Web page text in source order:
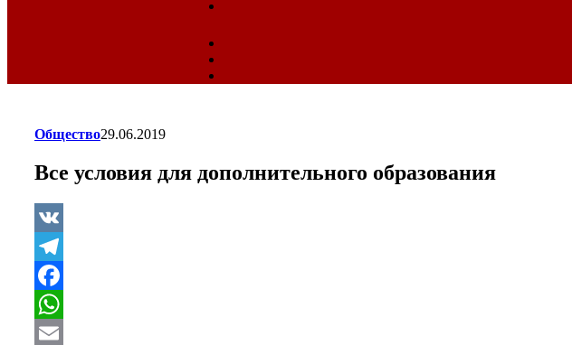
Общество29.06.2019
Все условия для дополнительного образования
VK
Telegram
Facebook
WhatsApp